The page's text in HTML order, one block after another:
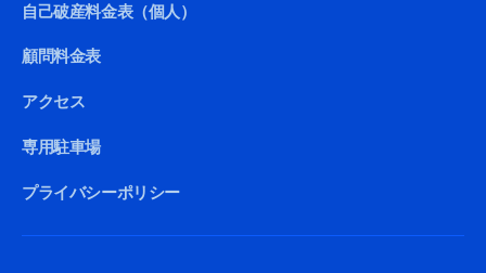
自己破産料金表（個人）
顧問料金表
アクセス
専用駐車場
プライバシーポリシー